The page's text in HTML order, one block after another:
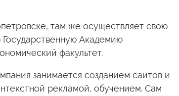
там же осуществляет свою
Государственную Академию
факультет.
занимается созданием сайтов и
рекламой, обучением. Сам